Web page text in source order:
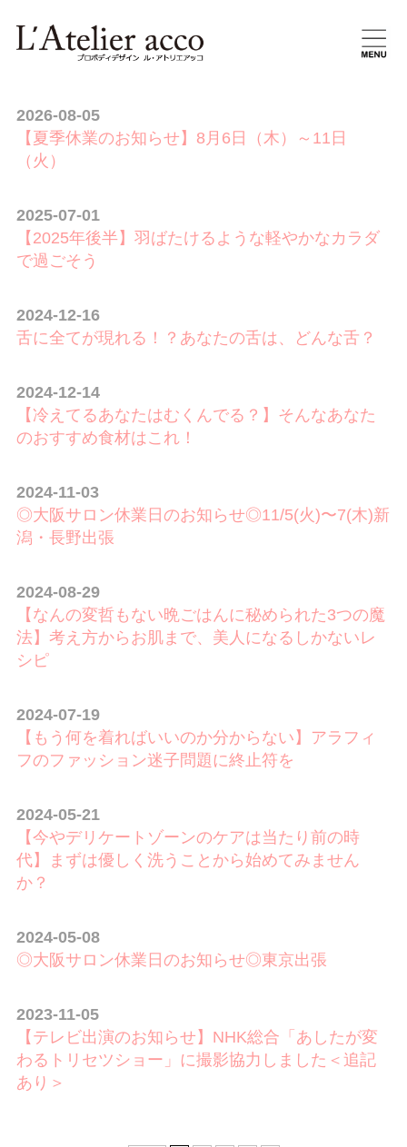
2026-08-05
【夏季休業のお知らせ】8月6日（木）～11日
（火）
2025-07-01
【2025年後半】羽ばたけるような軽やかなカラダ
で過ごそう
2024-12-16
舌に全てが現れる！？あなたの舌は、どんな舌？
2024-12-14
【冷えてるあなたはむくんでる？】そんなあなた
のおすすめ食材はこれ！
2024-11-03
◎大阪サロン休業日のお知らせ◎11/5(火)〜7(木)新
潟・長野出張
2024-08-29
【なんの変哲もない晩ごはんに秘められた3つの魔
法】考え方からお肌まで、美人になるしかないレ
シピ
2024-07-19
【もう何を着ればいいのか分からない】アラフィ
フのファッション迷子問題に終止符を
2024-05-21
【今やデリケートゾーンのケアは当たり前の時
代】まずは優しく洗うことから始めてみません
か？
2024-05-08
◎大阪サロン休業日のお知らせ◎東京出張
2023-11-05
【テレビ出演のお知らせ】NHK総合「あしたが変
わるトリセツショー」に撮影協力しました＜追記
あり＞